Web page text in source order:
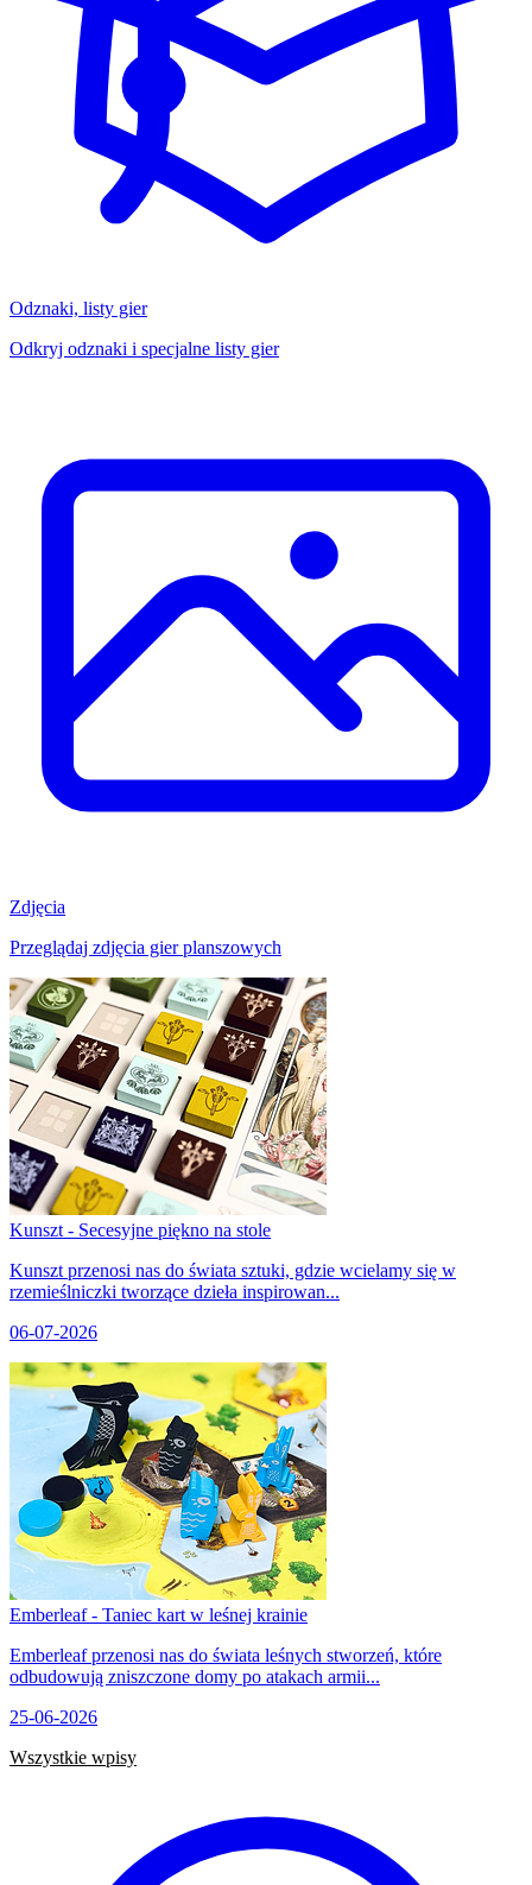
Odznaki, listy gier
Odkryj odznaki i specjalne listy gier
Zdjęcia
Przeglądaj zdjęcia gier planszowych
Kunszt - Secesyjne piękno na stole
Kunszt przenosi nas do świata sztuki, gdzie wcielamy się w
rzemieślniczki tworzące dzieła inspirowan...
06-07-2026
Emberleaf - Taniec kart w leśnej krainie
Emberleaf przenosi nas do świata leśnych stworzeń, które
odbudowują zniszczone domy po atakach armii...
25-06-2026
Wszystkie wpisy